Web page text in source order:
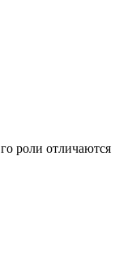
роли отличаются